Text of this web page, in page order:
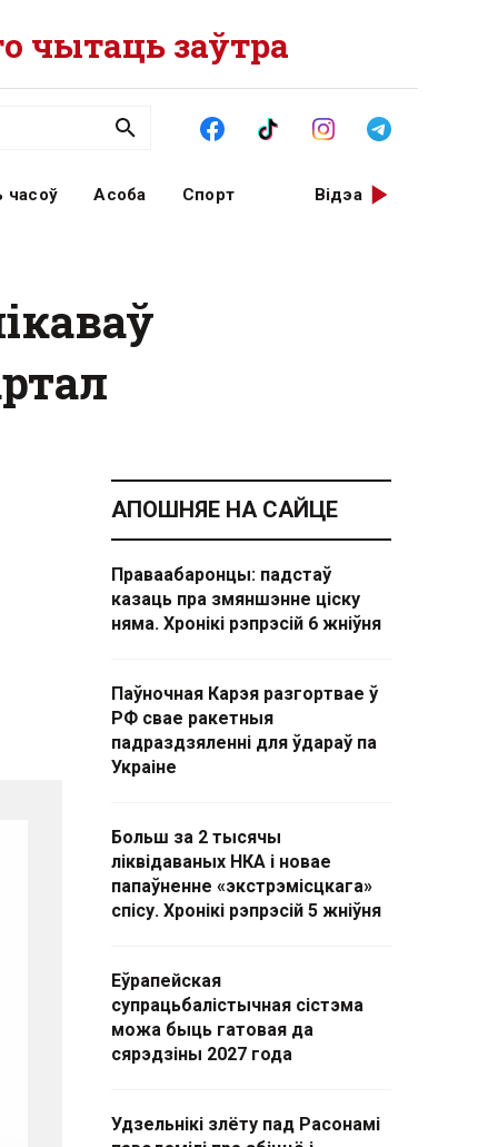
чытаць заўтра
часоў Асоба Спорт Відэа
АПОШНЯЕ НА САЙЦЕ
Праваабаронцы: падстаў
казаць пра змяншэнне ціску
няма. Хронікі рэпрэсій 6 жніўня
Паўночная Карэя разгортвае ў
РФ свае ракетныя
падраздзяленні для ўдараў па
Украіне
Больш за 2 тысячы
ліквідаваных НКА і новае
папаўненне «экстрэмісцкага»
спісу. Хронікі рэпрэсій 5 жніўня
Еўрапейская
супрацьбалістычная сістэма
можа быць гатовая да
сярэдзіны 2027 года
Удзельнікі злёту пад Расонамі